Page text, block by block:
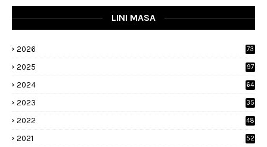
LINI MASA
2026 73
2025 97
2024 64
2023
35
2022
48
2021 52